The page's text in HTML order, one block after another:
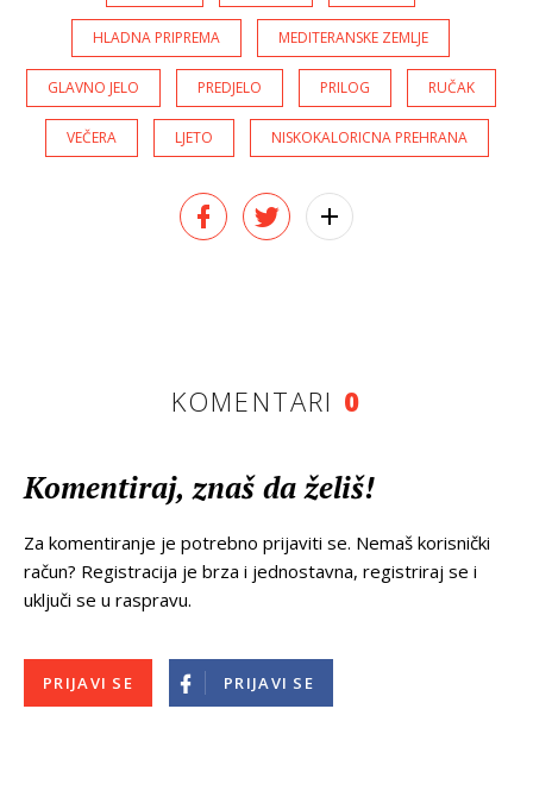
HLADNA PRIPREMA MEDITERANSKE ZEMLJE
GLAVNO JELO PREDJELO PRILOG RUČAK
VEČERA LJETO NISKOKALORICNA PREHRANA
KOMENTARI 0
Komentiraj, znaš da želiš!
Za komentiranje je potrebno prijaviti se. Nemaš korisnički
račun? Registracija je brza i jednostavna, registriraj se i
uključi se u raspravu.
PRIJAVI SE PRIJAVI SE